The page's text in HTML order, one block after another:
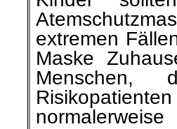
extremen
Maske
wenn diese